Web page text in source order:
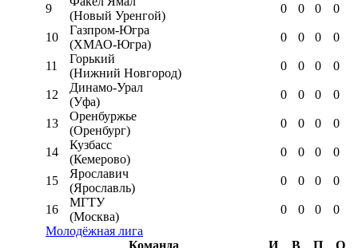
9
(Новый Уренгой)
0 0 0 0
10
Газпром-Югра
(ХМАО-Югра)
0 0 0 0
11
Горький
(Нижний Новгород)
0 0 0 0
12
Динамо-Урал
(Уфа)
0 0 0 0
13
Оренбуржье
(Оренбург)
0 0 0 0
14
Кузбасс
(Кемерово)
0 0 0 0
15
Ярославич
(Ярославль)
0 0 0 0
16
МГТУ
(Москва)
0 0 0
0
Молодёжная лига
Команда
И В П
О